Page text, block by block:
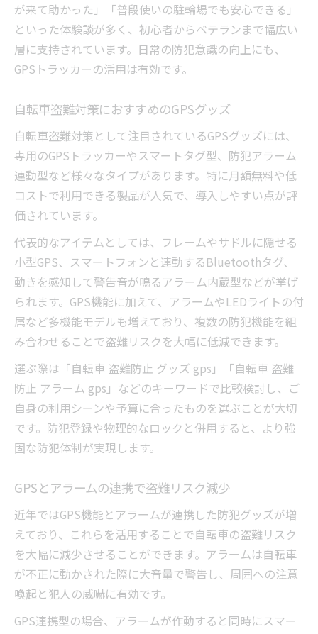
が来て助かった」「普段使いの駐輪場でも安心できる」
といった体験談が多く、初心者からベテランまで幅広い
層に支持されています。日常の防犯意識の向上にも、
GPSトラッカーの活用は有効です。
自転車盗難対策におすすめのGPSグッズ
自転車盗難対策として注目されているGPSグッズには、
専用のGPSトラッカーやスマートタグ型、防犯アラーム
連動型など様々なタイプがあります。特に月額無料や低
コストで利用できる製品が人気で、導入しやすい点が評
価されています。
代表的なアイテムとしては、フレームやサドルに隠せる
小型GPS、スマートフォンと連動するBluetoothタグ、
動きを感知して警告音が鳴るアラーム内蔵型などが挙げ
られます。GPS機能に加えて、アラームやLEDライトの付
属など多機能モデルも増えており、複数の防犯機能を組
み合わせることで盗難リスクを大幅に低減できます。
選ぶ際は「自転車 盗難防止 グッズ gps」「自転車 盗難
防止 アラーム gps」などのキーワードで比較検討し、ご
自身の利用シーンや予算に合ったものを選ぶことが大切
です。防犯登録や物理的なロックと併用すると、より強
固な防犯体制が実現します。
GPSとアラームの連携で盗難リスク減少
近年ではGPS機能とアラームが連携した防犯グッズが増
えており、これらを活用することで自転車の盗難リスク
を大幅に減少させることができます。アラームは自転車
が不正に動かされた際に大音量で警告し、周囲への注意
喚起と犯人の威嚇に有効です。
GPS連携型の場合、アラームが作動すると同時にスマー